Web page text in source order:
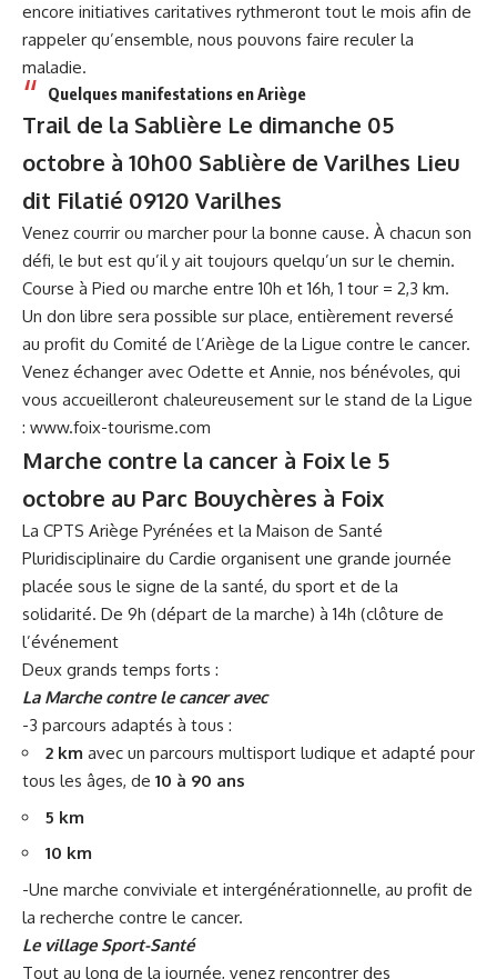
encore initiatives caritatives rythmeront tout le mois afin de
rappeler qu’ensemble, nous pouvons faire reculer la
maladie.
Quelques manifestations en Ariège
Trail de la Sablière Le dimanche 05
octobre à 10h00 Sablière de Varilhes Lieu
dit Filatié 09120 Varilhes
Venez courrir ou marcher pour la bonne cause. À chacun son
défi, le but est qu’il y ait toujours quelqu’un sur le chemin.
Course à Pied ou marche entre 10h et 16h, 1 tour = 2,3 km.
Un don libre sera possible sur place, entièrement reversé
au profit du Comité de l’Ariège de la Ligue contre le cancer.
Venez échanger avec Odette et Annie, nos bénévoles, qui
vous accueilleront chaleureusement sur le stand de la Ligue
: www.foix-tourisme.com
Marche contre la cancer à Foix le 5
octobre au Parc Bouychères à Foix
La CPTS Ariège Pyrénées et la Maison de Santé
Pluridisciplinaire du Cardie organisent une grande journée
placée sous le signe de la santé, du sport et de la
solidarité. De 9h (départ de la marche) à 14h (clôture de
l’événement
Deux grands temps forts :
La Marche contre le cancer avec
-3 parcours adaptés à tous :
2 km avec un parcours multisport ludique et adapté pour
tous les âges, de 10 à 90 ans
5 km
10 km
-Une marche conviviale et intergénérationnelle, au profit de
la recherche contre le cancer.
Le village Sport-Santé
Tout au long de la journée, venez rencontrer des